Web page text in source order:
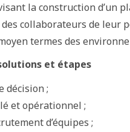
la construction d’un
des collaborateurs de leur
termes des
et étapes
décision ;
et opérationnel ;
d’équipes ;